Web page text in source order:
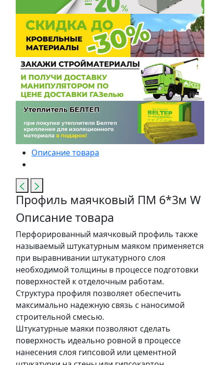
Описание товара
Профиль маячковый ПМ 6*3м W
Описание товара
Перфорированный маячковый профиль также
называемый штукатурным маяком применяется
при выравнивании штукатурного слоя
необходимой толщины в процессе подготовки
поверхностей к отделочным работам.
Структура профиля позволяет обеспечить
максимально надежную связь с наносимой
строительной смесью.
Штукатурные маяки позволяют сделать
поверхность идеально ровной в процессе
нанесения слоя гипсовой или цементной